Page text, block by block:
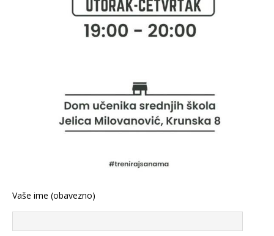
Vaše ime (obavezno)